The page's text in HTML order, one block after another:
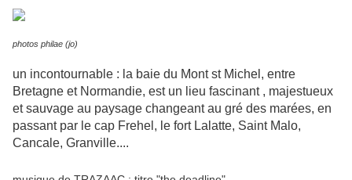
photos philae (jo)
un incontournable : la baie du Mont st Michel, entre
Bretagne et Normandie, est un lieu fascinant , majestueux
et sauvage au paysage changeant au gré des marées, en
passant par le cap Frehel, le fort Lalatte, Saint Malo,
Cancale, Granville....